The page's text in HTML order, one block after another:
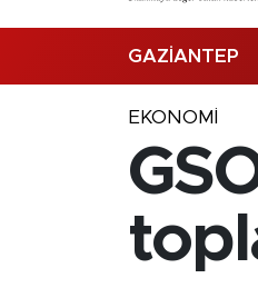
GAZİANTEP
EKONOMİ
Süper Lig Puan
Son Dakika Haberleri
Haber Arşivi